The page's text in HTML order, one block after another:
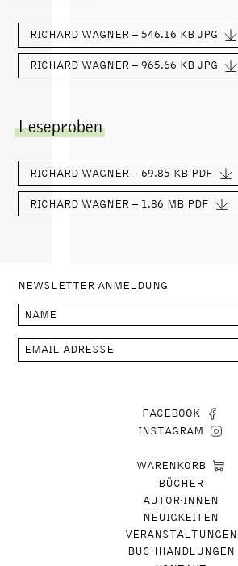
RICHARD WAGNER – 546.16 KB JPG
RICHARD WAGNER – 965.66 KB JPG
Leseproben
RICHARD WAGNER – 69.85 KB PDF
RICHARD WAGNER – 1.86 MB PDF
NEWSLETTER ANMELDUNG
FACEBOOK
INSTAGRAM
WARENKORB
BÜCHER
AUTOR∙INNEN
NEUIGKEITEN
VERANSTALTUNGEN
BUCHHANDLUNGEN